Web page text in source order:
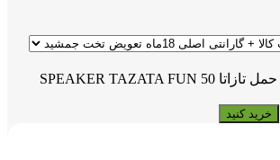
اسپیکر بلوتوثی قابل حمل تازاتا SPEAKER TAZATA FUN 50
خرید کنید